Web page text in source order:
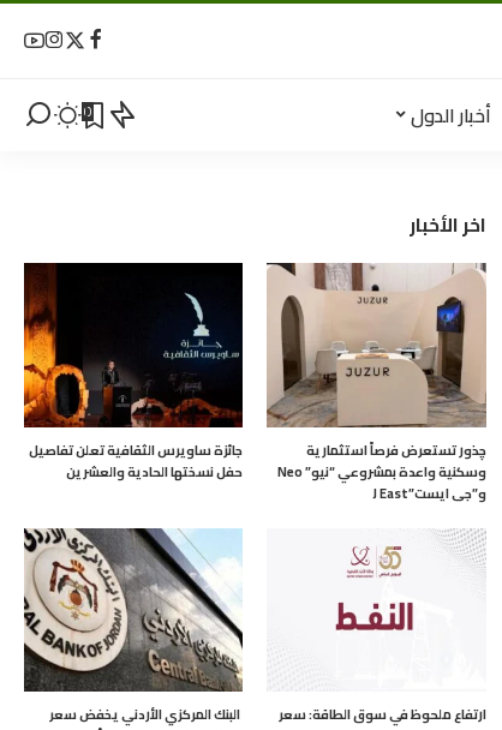
أخبار الدول 0
اخر الأخبار
چذور تستعرض فرصاً استثمارية
وسكنية واعدة بمشروعي “نيو” Neo
و”جى ايست”J East
جائزة ساويرس الثقافية تعلن تفاصيل
حفل نسختها الحادية والعشرين
ارتفاع ملحوظ في سوق الطاقة: سعر
البنك المركزي الأردني يخفض سعر